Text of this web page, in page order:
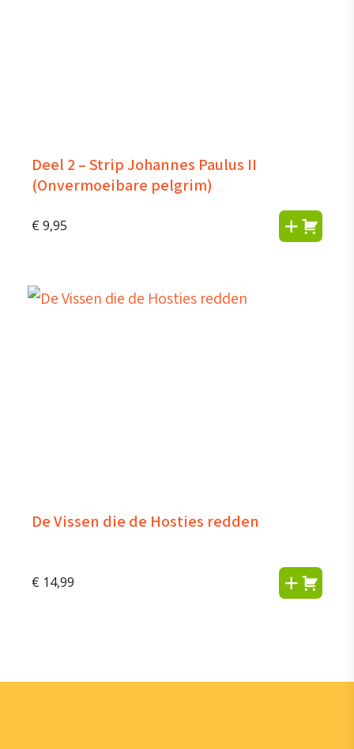
Deel 2 – Strip Johannes Paulus II
(Onvermoeibare pelgrim)
€ 9,95
De Vissen die de Hosties redden
€ 14,99